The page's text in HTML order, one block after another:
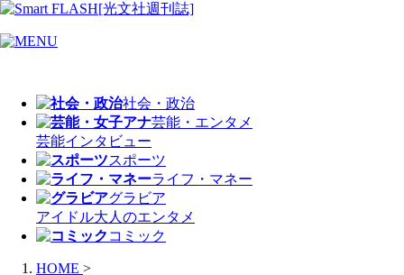
社会・政治
芸能・エンタメ
芸能インタビュー
スポーツ
ライフ・マネー
グラビア
アイドル大人のエンタメ
コミック
HOME >